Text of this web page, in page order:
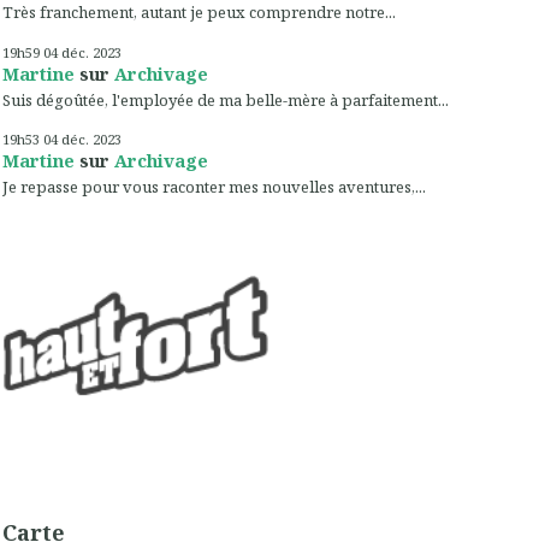
Très franchement, autant je peux comprendre notre...
19h59 04 déc. 2023
Martine sur Archivage
Suis dégoûtée, l'employée de ma belle-mère à parfaitement...
19h53 04 déc. 2023
Martine sur Archivage
Je repasse pour vous raconter mes nouvelles aventures,...
Carte